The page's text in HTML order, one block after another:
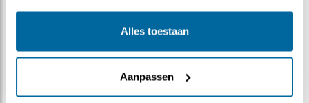
Alles toestaan
Aanpassen
DEEL DIT FILMPJE